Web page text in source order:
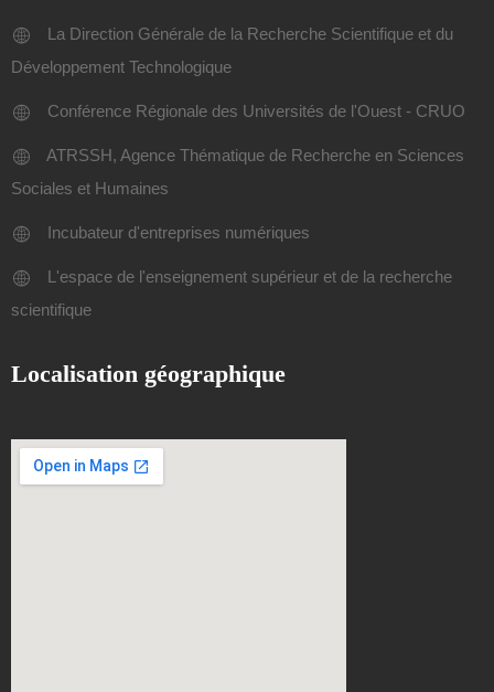
La Direction Générale de la Recherche Scientifique et du
Développement Technologique
Conférence Régionale des Universités de l'Ouest - CRUO
ATRSSH, Agence Thématique de Recherche en Sciences
Sociales et Humaines
Incubateur d'entreprises numériques
L'espace de l'enseignement supérieur et de la recherche
scientifique
Localisation géographique